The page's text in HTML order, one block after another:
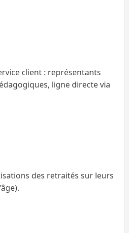
client : représentants
ligne directe via
des retraités sur leurs